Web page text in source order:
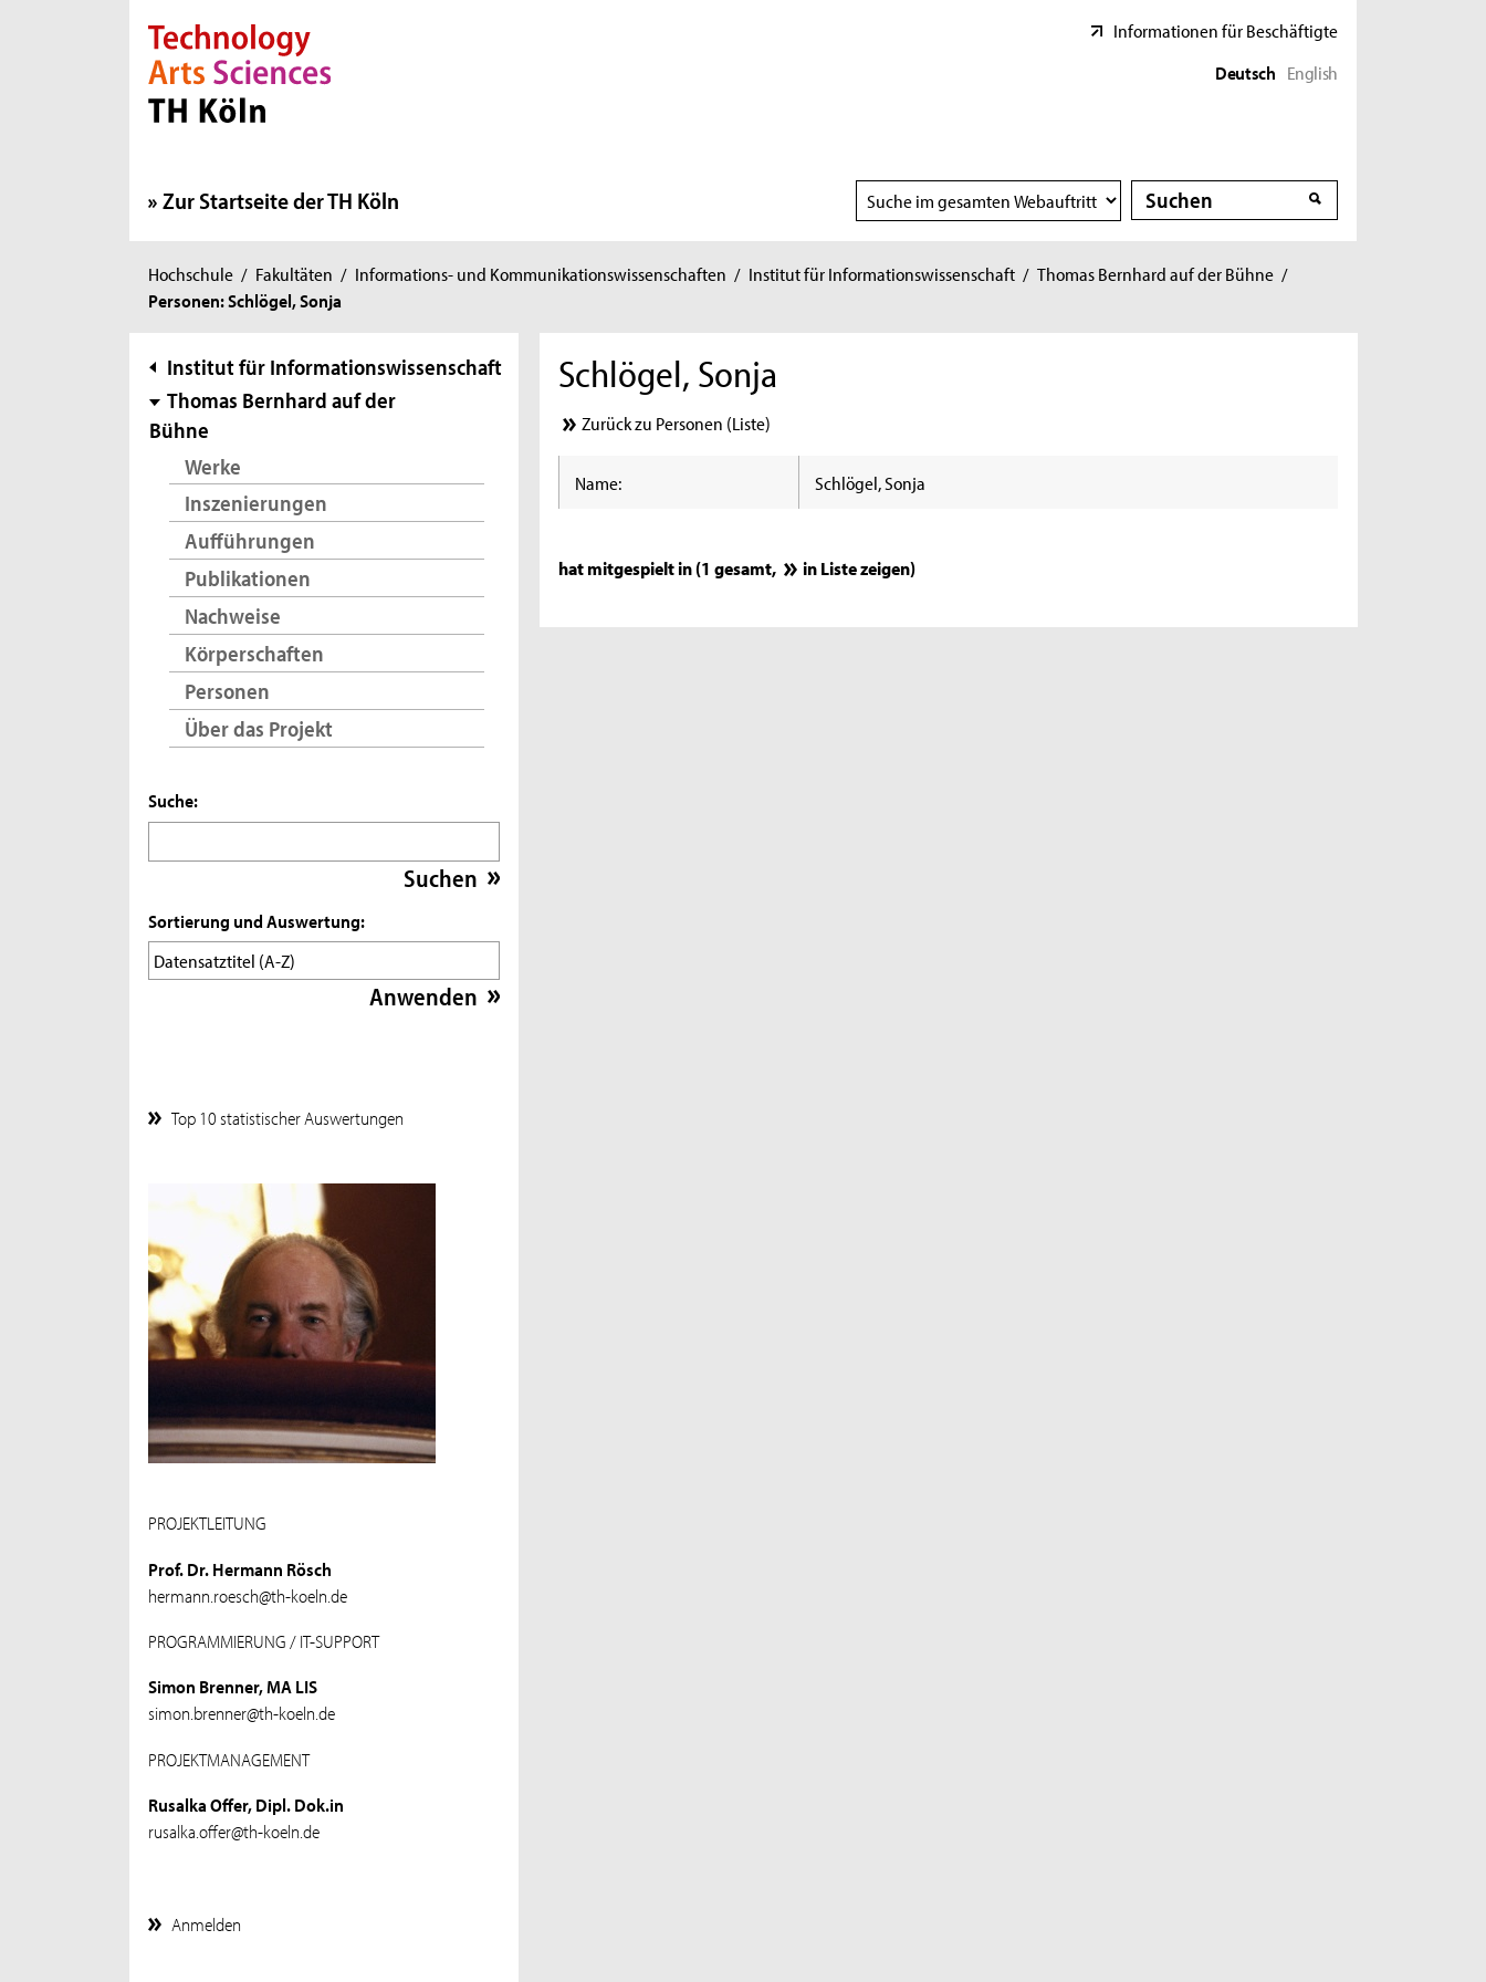
Direkt zur Hauptnavigation
Direkt zur Subnavigation
Direkt zum Inhalt
Direkt zum Fußbereich
Informationen für Beschäftigte
Deutsch English
Zur Startseite der TH Köln
Suchbereich
wählen
Suche
Suche
Sie
sind
Hochschule / Fakultäten / Informations- und Kommunikationswissenschaften / Institut für Informationswissenschaft / Thomas Bernhard auf der Bühne /
Personen: Schlögel, Sonja
Subnavigation
Institut für Informationswissenschaft
Thomas Bernhard auf der
Bühne
Werke
Inszenierungen
Aufführungen
Publikationen
Nachweise
Körperschaften
Personen
Über das Projekt
Suche:
Sortierung und Auswertung:
Top 10 statistischer Auswertungen
PROJEKTLEITUNG
Prof. Dr. Hermann Rösch
hermann.roesch@th-koeln.de
PROGRAMMIERUNG / IT-SUPPORT
Simon Brenner, MA LIS
simon.brenner@th-koeln.de
PROJEKTMANAGEMENT
Rusalka Offer, Dipl. Dok.in
rusalka.offer@th-koeln.de
Anmelden
Schlögel, Sonja
Zurück zu Personen (Liste)
Name: Schlögel, Sonja
hat mitgespielt in (1 gesamt, in Liste zeigen)